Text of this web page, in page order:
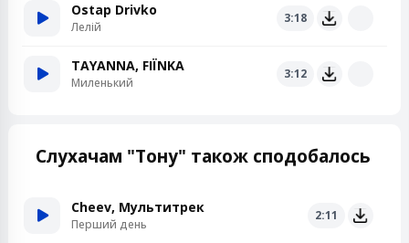
Ostap Drivko
Лелій
3:18
TAYANNA, FIЇNKA
Миленький
3:12
Слухачам "Тону" також сподобалось
Cheev, Мультитрек
Перший день
2:11